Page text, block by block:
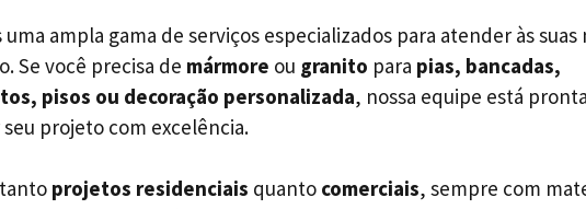
ampla gama de serviços especializados para atender às suas
Se você precisa de mármore ou granito para pias, bancadas,
pisos ou decoração personalizada, nossa equipe está
projeto com excelência.
projetos residenciais quanto comerciais, sempre com